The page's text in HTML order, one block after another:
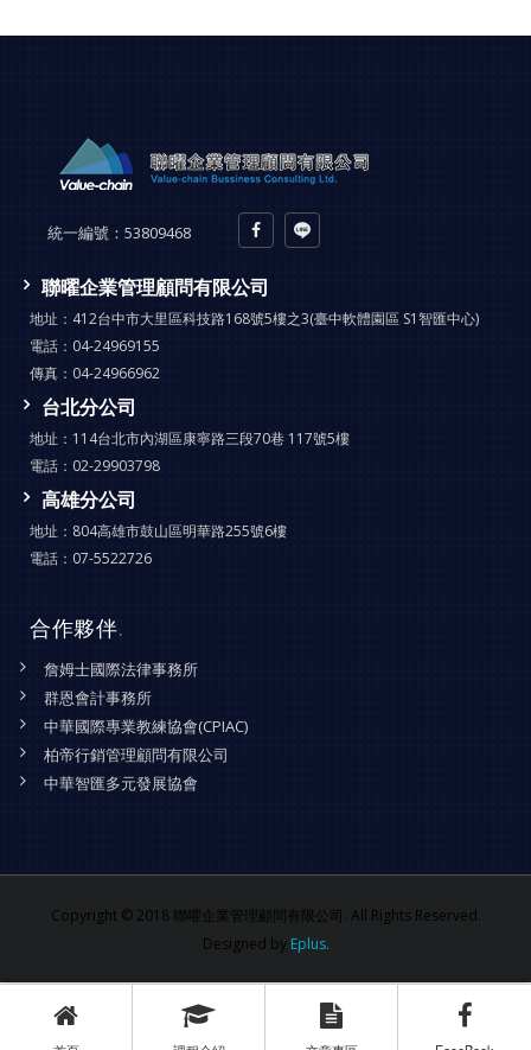
統一編號： 53809468
聯曜企業管理顧問有限公司
地址： 412台中市大里區科技路168號5樓之3(臺中軟體園區 S1智匯中心)
電話： 04-24969155
傳真： 04-24966962
台北分公司
地址： 114台北市內湖區康寧路三段70巷 117號5樓
電話： 02-29903798
高雄分公司
地址： 804高雄市鼓山區明華路255號6樓
電話： 07-5522726
合作夥伴.
詹姆士國際法律事務所
群恩會計事務所
中華國際專業教練協會(CPIAC)
柏帝行銷管理顧問有限公司
中華智匯多元發展協會
Copyright © 2018 聯曜企業管理顧問有限公司. All Rights Reserved.
Designed by Eplus.